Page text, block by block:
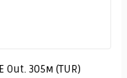
Out. 305м (TUR)